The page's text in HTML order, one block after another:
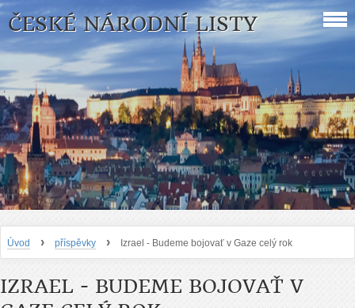
ČESKÉ NÁRODNÍ LISTY
Úvod › příspěvky › Izrael - Budeme bojovať v Gaze celý rok
IZRAEL - BUDEME BOJOVAŤ V